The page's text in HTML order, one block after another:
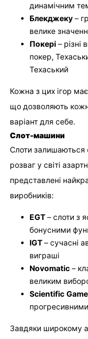
динамічним
Блекджеку –
велике
Покері –
покер,
Техаський
Кожна з цих ігор має
що дозволяють
варіант для себе.
Слот-машини
Слоти залишаються
розваг у світі
представлені
виробників:
EGT – слоти з
бонусними
IGT – сучасні
виграші
Novomatic –
великим
Scientific
Завдяки широкому